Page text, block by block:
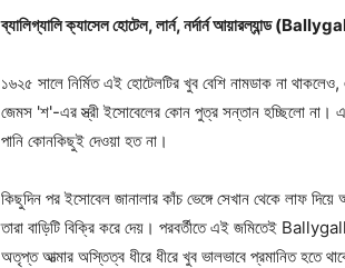
ব্যালিগ্যালি ক্যাসেল হোটেল, লার্ন, নর্দার্ন
১৬২৫ সালে নির্মিত এই হোটেলটির খুব বেশি নামডাক না
জেমস 'শ'-এর স্ত্রী ইসোবেলের কোন পুত্র সন্তান হচ্ছিলো না।
পানি কোনকিছুই দেওয়া হত না।
কিছুদিন পর ইসোবেল জানালার কাঁচ ভেঙ্গে সেখান থেকে লাফ
তারা বাড়িটি বিক্রি করে দেয়। পরবর্তীতে এই জমিতেই
অতৃপ্ত আত্মার অস্তিত্ব ধীরে ধীরে খুব ভালভাবে প্রমানিত হতে